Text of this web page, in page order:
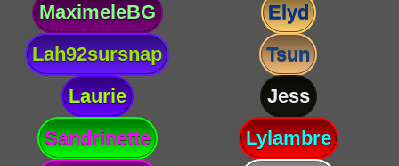
MaximeleBG
Elyd
Lah92sursnap
Tsun
Laurie
Jess
Sandrinette
Lylambre